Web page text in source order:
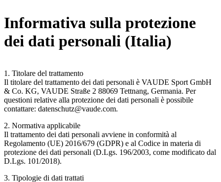
Informativa sulla protezione
dei dati personali (Italia)
1. Titolare del trattamento
Il titolare del trattamento dei dati personali è VAUDE Sport GmbH
& Co. KG, VAUDE Straße 2 88069 Tettnang, Germania. Per
questioni relative alla protezione dei dati personali è possibile
contattare: datenschutz@vaude.com.
2. Normativa applicabile
Il trattamento dei dati personali avviene in conformità al
Regolamento (UE) 2016/679 (GDPR) e al Codice in materia di
protezione dei dati personali (D.Lgs. 196/2003, come modificato dal
D.Lgs. 101/2018).
3. Tipologie di dati trattati